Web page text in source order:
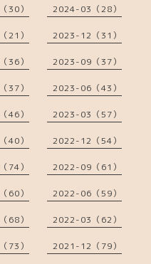
30） 2024-03（28）
21） 2023-12（31）
36） 2023-09（37）
37） 2023-06（43）
46） 2023-03（57）
40） 2022-12（54）
74） 2022-09（61）
60） 2022-06（59）
68） 2022-03（62）
73） 2021-12（79）